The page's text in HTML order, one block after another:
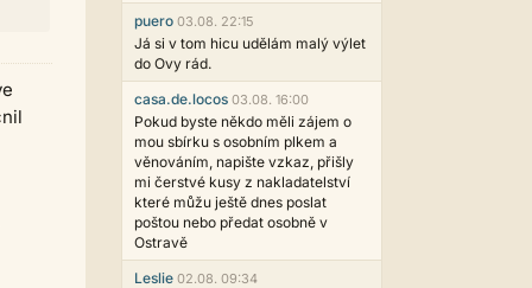
puero 03.08. 22:15
Já si v tom hicu udělám malý výlet
do Ovy rád.
casa.de.locos 03.08. 16:00
Pokud byste někdo měli zájem o
mou sbírku s osobním plkem a
věnováním, napište vzkaz, přišly
mi čerstvé kusy z nakladatelství
které můžu ještě dnes poslat
poštou nebo předat osobně v
Ostravě
Leslie 02.08. 09:34